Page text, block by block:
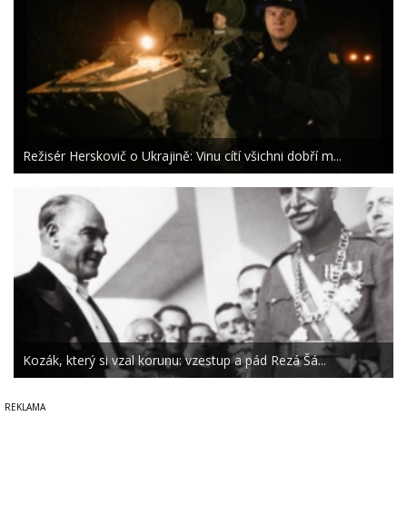
Režisér Herskovič o Ukrajině: Vinu cítí všichni dobří m...
Kozák, který si vzal korunu: vzestup a pád Rezá Šá...